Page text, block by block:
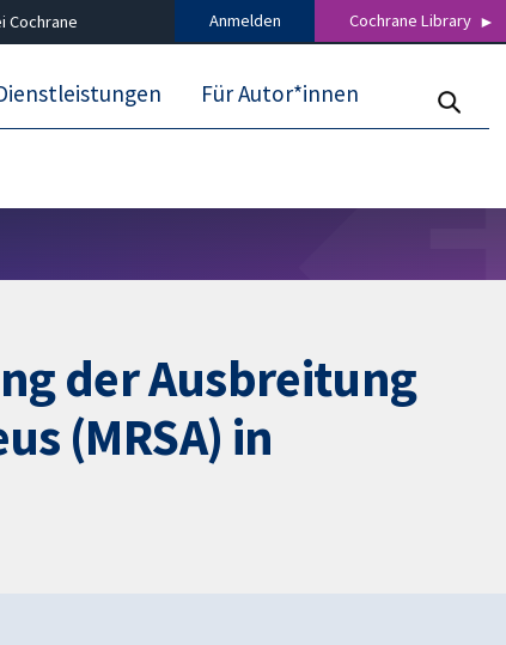
Cochrane Anmelden Cochrane Library
Für Autor*innen
der Ausbreitung
(MRSA) in